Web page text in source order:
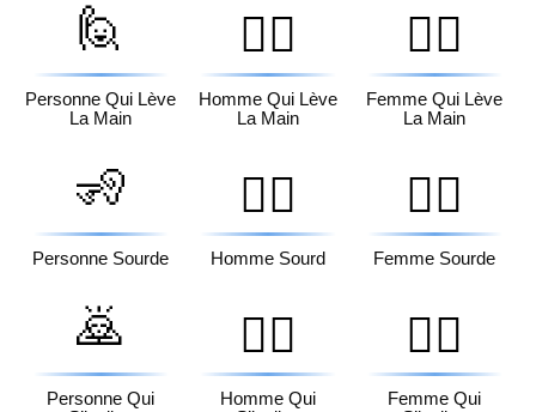
🙋
Personne Qui Lève
La Main
🙋‍♂️
Homme Qui Lève
La Main
🙋‍♀️
Femme Qui Lève
La Main
🧏
Personne Sourde
🧏‍♂️
Homme Sourd
🧏‍♀️
Femme Sourde
🙇
Personne Qui
🙇‍♂️
Homme Qui
🙇‍♀️
Femme Qui